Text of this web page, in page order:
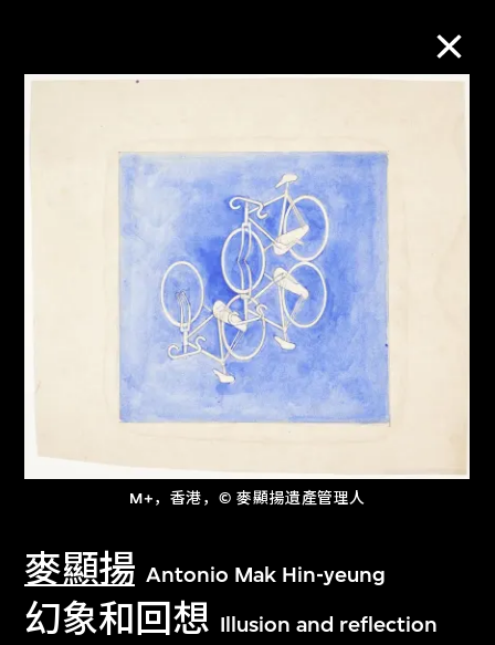
M+，香港，© 麥顯揚遺產管理人
麥顯揚 Antonio Mak Hin-yeung
幻象和回想 Illusion and reflection
进一步筛选
关于M+藏品
探索世界顶级的二十及二十一世纪视觉